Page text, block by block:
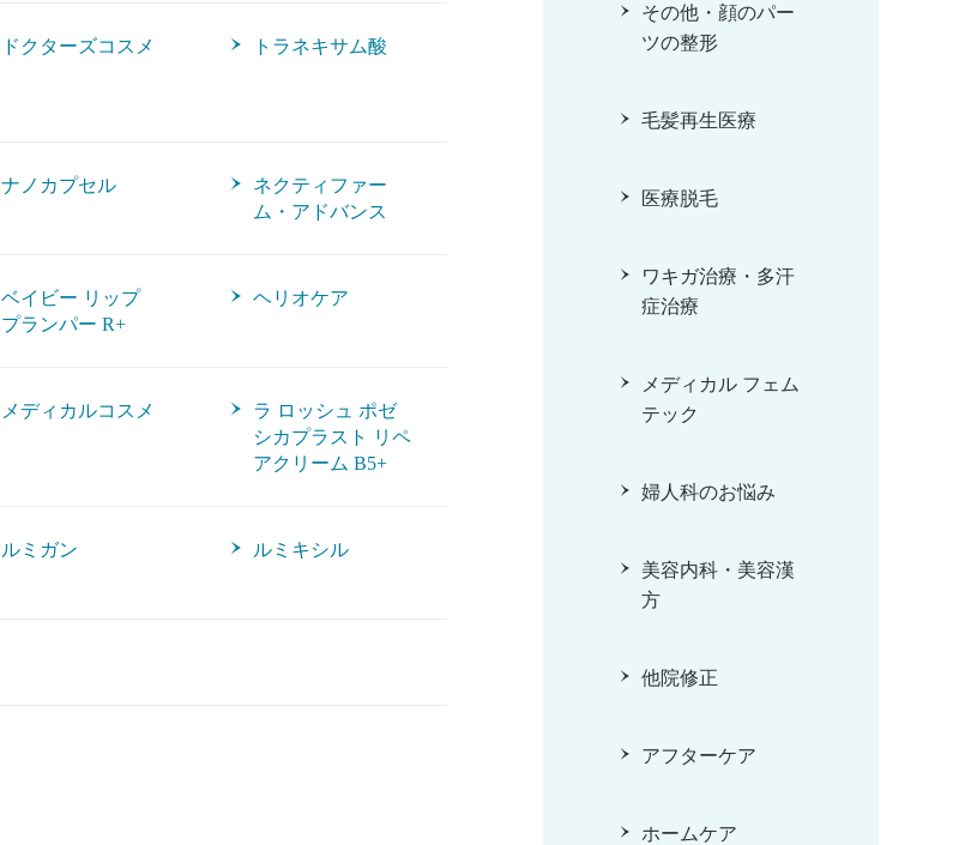
その他・顔のパー
ツの整形
毛髪再生医療
医療脱毛
ワキガ治療・多汗
症治療
メディカル フェム
テック
婦人科のお悩み
美容内科・美容漢
方
他院修正
アフターケア
ホームケア
ドクターズコスメ トラネキサム酸
ナノカプセル
ネクティファー
ム・アドバンス
ベイビー リップ
プランパー R+
ヘリオケア
メディカルコスメ
ラ ロッシュ ポゼ
シカプラスト リペ
アクリーム B5+
ルミガン ルミキシル